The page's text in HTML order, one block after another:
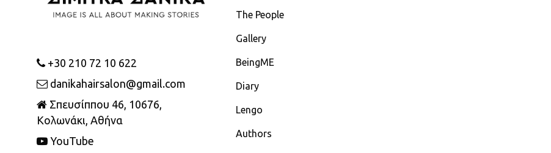
+30 210 72 10 622
danikahairsalon@gmail.com
Σπευσίππου 46, 10676,
Κολωνάκι, Αθήνα
YouTube
The People
Gallery
BeingME
Diary
Lengo
Authors